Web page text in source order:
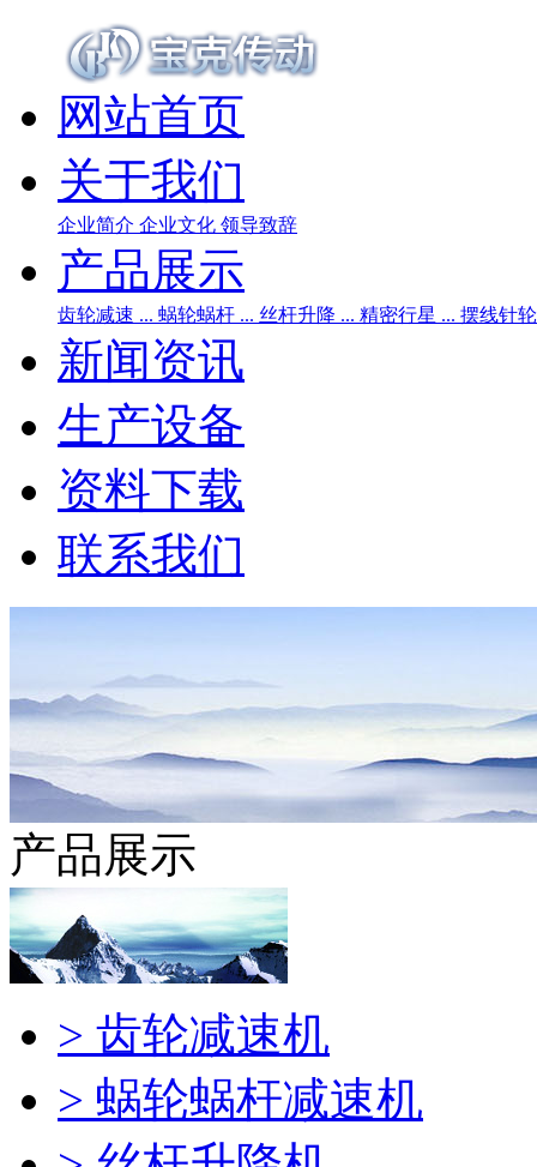
网站首页
关于我们
企业简介 企业文化 领导致辞
产品展示
齿轮减速 ... 蜗轮蜗杆 ... 丝杆升降 ... 精密行星 ... 摆线针
新闻资讯
生产设备
资料下载
联系我们
产品展示
> 齿轮减速机
> 蜗轮蜗杆减速机